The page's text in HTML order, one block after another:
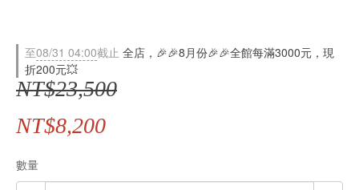
至08/31 04:00截止 全店，🎉🎉8月份🎉🎉全館每滿3000元，現
折200元💥
NT$23,500
NT$8,200
數量